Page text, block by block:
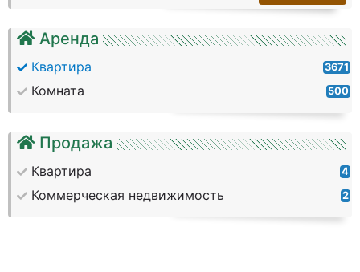
Аренда
Квартира 3671
Комната 500
Продажа
Квартира 4
Коммерческая недвижимость 2